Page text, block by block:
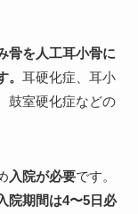
骨を人工耳小骨に
耳硬化症、耳小
鼓室硬化症などの
入院が必要です。
院期間は4〜5日必